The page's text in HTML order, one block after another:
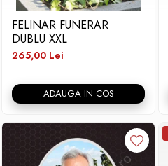
FELINAR FUNERAR
DUBLU XXL
265,00 Lei
ADAUGA IN COS